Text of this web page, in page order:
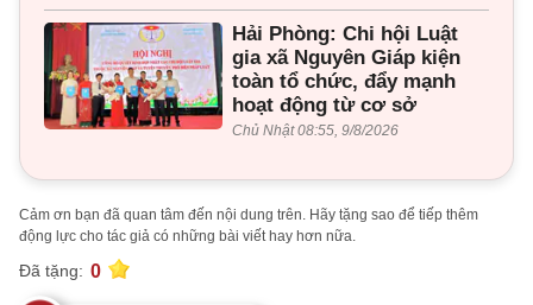
Hải Phòng: Chi hội Luật
gia xã Nguyên Giáp kiện
toàn tổ chức, đẩy mạnh
hoạt động từ cơ sở
Chủ Nhật 08:55, 9/8/2026
Cảm ơn bạn đã quan tâm đến nội dung trên. Hãy tặng sao để tiếp thêm
động lực cho tác giả có những bài viết hay hơn nữa.
Đã tặng: 0